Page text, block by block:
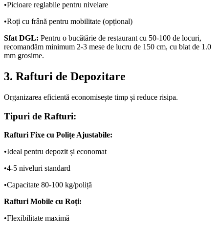
•Picioare reglabile pentru nivelare
•Roți cu frână pentru mobilitate (opțional)
Sfat DGL: Pentru o bucătărie de restaurant cu 50-100 de locuri,
recomandăm minimum 2-3 mese de lucru de 150 cm, cu blat de 1.0
mm grosime.
3. Rafturi de Depozitare
Organizarea eficientă economisește timp și reduce risipa.
Tipuri de Rafturi:
Rafturi Fixe cu Polițe Ajustabile:
•Ideal pentru depozit și economat
•4-5 niveluri standard
•Capacitate 80-100 kg/poliță
Rafturi Mobile cu Roți:
•Flexibilitate maximă